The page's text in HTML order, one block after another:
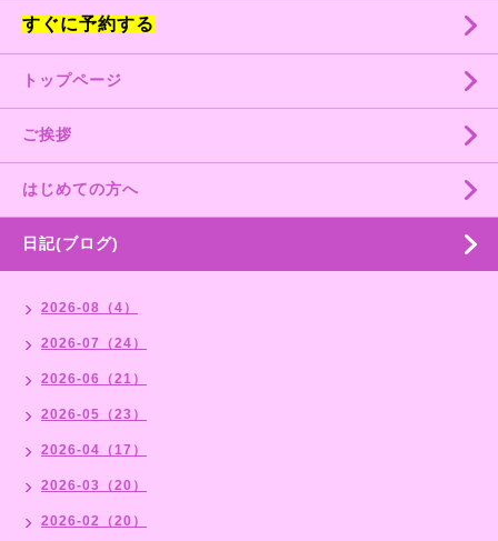
すぐに予約する
トップページ
ご挨拶
はじめての方へ
日記(ブログ)
2026-08（4）
2026-07（24）
2026-06（21）
2026-05（23）
2026-04（17）
2026-03（20）
2026-02（20）